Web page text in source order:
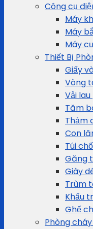
Công cụ
Máy
Máy
Máy
Thiết Bị
Giấy
Vòng
Vải
Tăm
Thảm
Con
Túi
Găng
Giày
Trùm
Khẩu
Ghế
Phòng